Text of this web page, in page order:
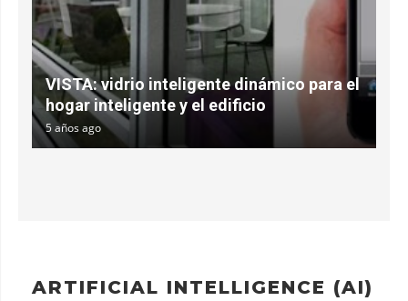
VISTA: vidrio inteligente dinámico para el
hogar inteligente y el edificio
5 años ago
ARTIFICIAL INTELLIGENCE (AI)